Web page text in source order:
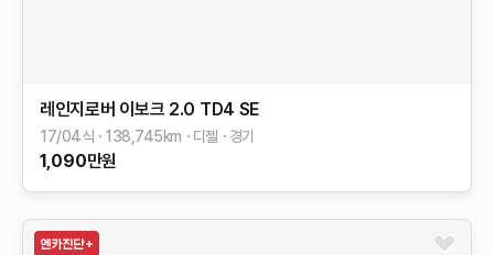
레인지로버 이보크 2.0 TD4 SE
17/04식 138,745km 디젤 경기
1,090만원